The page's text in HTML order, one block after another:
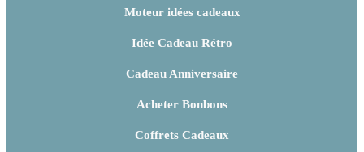
Moteur idées cadeaux
Idée Cadeau Rétro
Cadeau Anniversaire
Acheter Bonbons
Coffrets Cadeaux